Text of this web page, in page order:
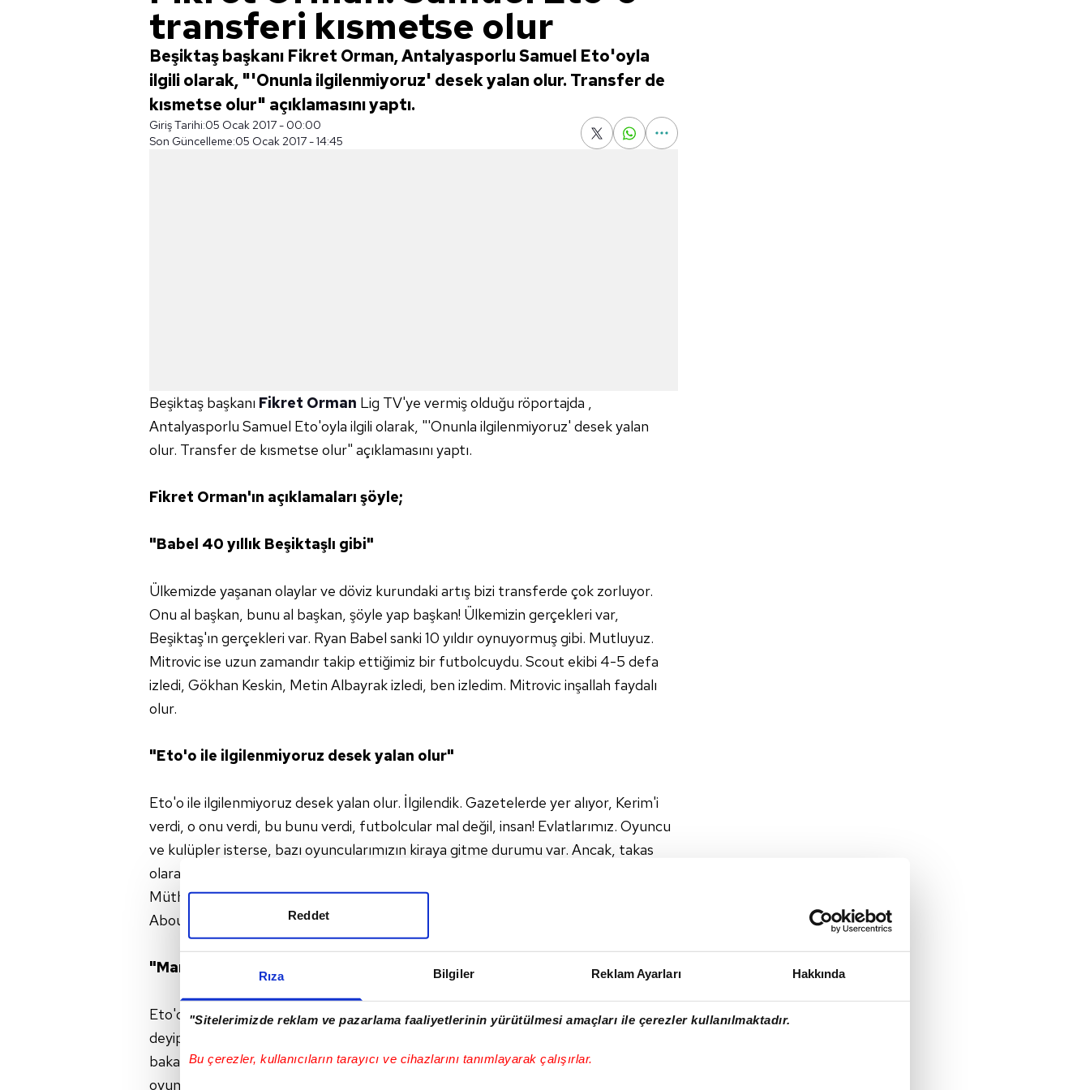
Rıza Bilgiler Reklam Ayarları Hakkında
"Sitelerimizde reklam ve pazarlama faaliyetlerinin yürütülmesi amaçları ile çerezler kullanılmaktadır.
Bu çerezler, kullanıcıların tarayıcı ve cihazlarını tanımlayarak çalışırlar.
Reddet
transferi kısmetse olur
Beşiktaş başkanı Fikret Orman, Antalyasporlu Samuel Eto'oyla
ilgili olarak, "'Onunla ilgilenmiyoruz' desek yalan olur. Transfer de
kısmetse olur" açıklamasını yaptı.
Giriş Tarihi:05 Ocak 2017 - 00:00
Son Güncelleme:05 Ocak 2017 - 14:45
Beşiktaş başkanı Fikret Orman Lig TV'ye vermiş olduğu röportajda ,
Antalyasporlu Samuel Eto'oyla ilgili olarak, "'Onunla ilgilenmiyoruz' desek yalan
olur. Transfer de kısmetse olur" açıklamasını yaptı.
Fikret Orman'ın açıklamaları şöyle;
"Babel 40 yıllık Beşiktaşlı gibi"
Ülkemizde yaşanan olaylar ve döviz kurundaki artış bizi transferde çok zorluyor.
Onu al başkan, bunu al başkan, şöyle yap başkan! Ülkemizin gerçekleri var,
Beşiktaş'ın gerçekleri var. Ryan Babel sanki 10 yıldır oynuyormuş gibi. Mutluyuz.
Mitrovic ise uzun zamandır takip ettiğimiz bir futbolcuydu. Scout ekibi 4-5 defa
izledi, Gökhan Keskin, Metin Albayrak izledi, ben izledim. Mitrovic inşallah faydalı
olur.
"Eto'o ile ilgilenmiyoruz desek yalan olur"
Eto'o ile ilgilenmiyoruz desek yalan olur. İlgilendik. Gazetelerde yer alıyor, Kerim'i
verdi, o onu verdi, bu bunu verdi, futbolcular mal değil, insan! Evlatlarımız. Oyuncu
ve kulüpler isterse, bazı oyuncularımızın kiraya gitme durumu var. Ancak, takas
olarak bakmam ben. Rhodolfo'yu ne zorluklarla aldık. Biz de inanılmaz işler yaptı.
Müthiş insan, müthiş çocuk. İstiyorum top oynasın. Eto'o kısmetse olur.
Aboubakar ile ilgili fikrim hep pozitif, Cenk zaten Milli Takımın gol kralı.
"Mario Gomez'le sezon sonu konuşuruz"
Eto'o olursa olur, olmazsa olmaz. İsmi ne güzel, Fernando Torres ne kadar da güzel
deyip transfer yapmıyoruz. Mario Gomez için sezon sonu gelsin oturur, konuşur,
bakarız. Mehmet Ekici çok kaliteli bir oyuncu ama o bölgede çok kaliteli
oyuncularımız var. Daldaki kuşa değil, cepteki kuşa bakmalıyız. Caner Erkin ile ilgili